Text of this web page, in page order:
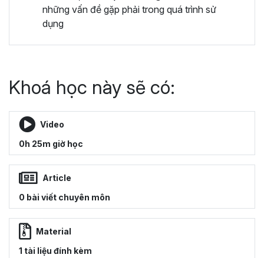
những vấn đề gặp phải trong quá trình sử
dụng
Khoá học này sẽ có:
Video
0h 25m giờ học
Article
0 bài viết chuyên môn
Material
1 tài liệu đính kèm